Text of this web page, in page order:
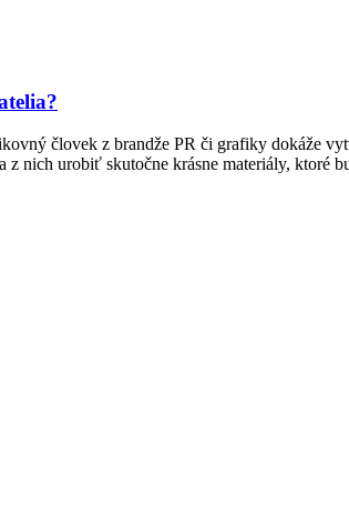
človek z brandže PR či grafiky dokáže
z nich urobiť skutočne krásne materiály,